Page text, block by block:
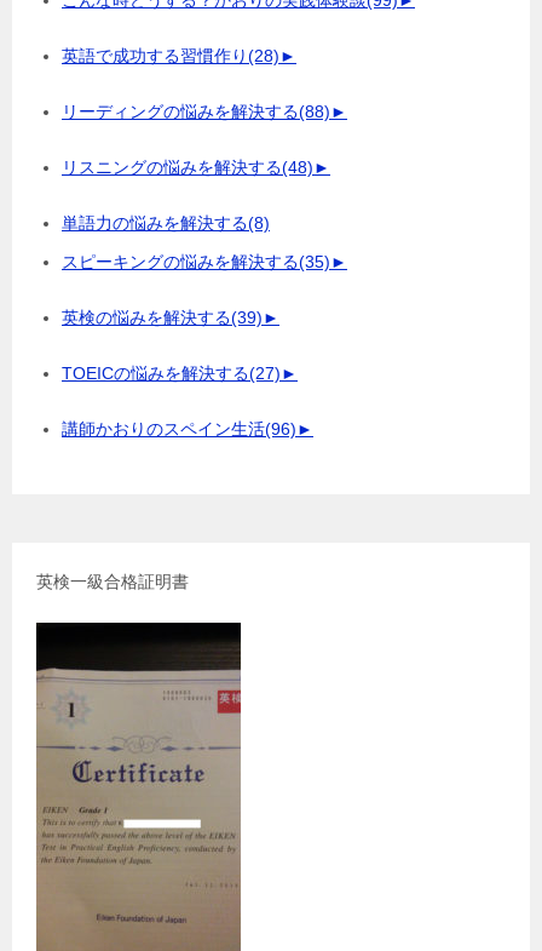
英語で成功する習慣作り(28)►
リーディングの悩みを解決する(88)►
リスニングの悩みを解決する(48)►
単語力の悩みを解決する(8)
スピーキングの悩みを解決する(35)►
英検の悩みを解決する(39)►
TOEICの悩みを解決する(27)►
講師かおりのスペイン生活(96)►
英検一級合格証明書